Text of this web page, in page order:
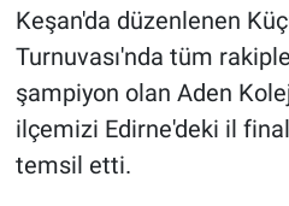
Keşan'da düzenlenen
Turnuvası'nda tüm
şampiyon olan Aden
ilçemizi Edirne'deki il
temsil etti.